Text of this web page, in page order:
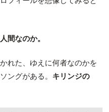
間なのか。
れた、ゆえに何者なのかを
ングがある。 キリンジの